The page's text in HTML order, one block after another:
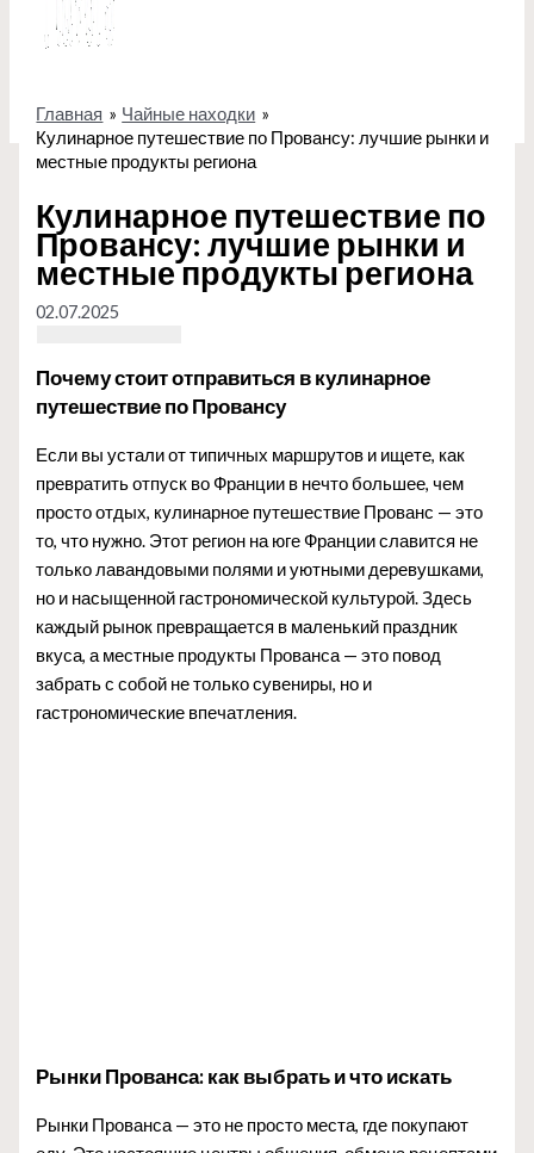
Главная
Чайные находки
Кулинарное путешествие по Провансу: лучшие рынки и
местные продукты региона
Кулинарное путешествие по
Провансу: лучшие рынки и
местные продукты региона
02.07.2025
Почему стоит отправиться в кулинарное
путешествие по Провансу
Если вы устали от типичных маршрутов и ищете, как
превратить отпуск во Франции в нечто большее, чем
просто отдых, кулинарное путешествие Прованс — это
то, что нужно. Этот регион на юге Франции славится не
только лавандовыми полями и уютными деревушками,
но и насыщенной гастрономической культурой. Здесь
каждый рынок превращается в маленький праздник
вкуса, а местные продукты Прованса — это повод
забрать с собой не только сувениры, но и
гастрономические впечатления.
Рынки Прованса: как выбрать и что искать
Рынки Прованса — это не просто места, где покупают